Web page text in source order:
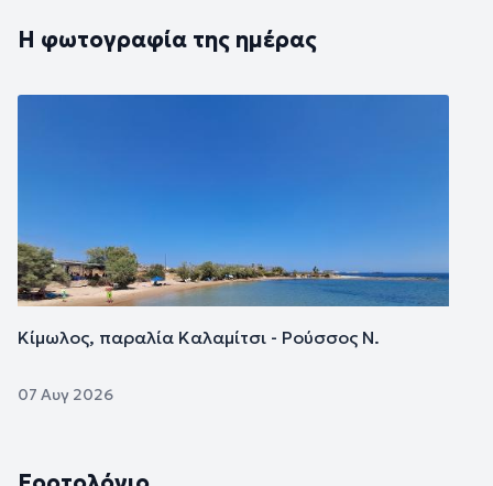
Η φωτογραφία της ημέρας
Κίμωλος, παραλία Καλαμίτσι - Ρούσσος Ν.
07 Αυγ 2026